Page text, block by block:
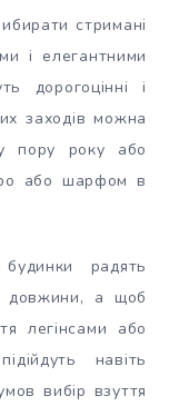
стримані
і елегантними
дорогоцінні і
заходів можна
пору року або
або шарфом в
радять
довжини, а щоб
легінсами або
навіть
вибір взуття